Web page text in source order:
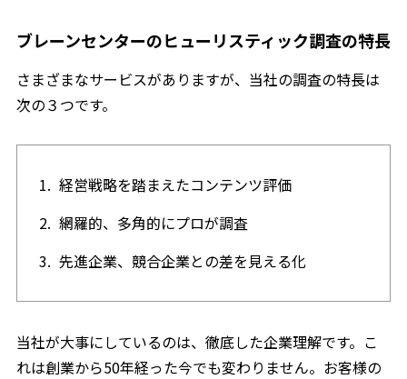
ブレーンセンターのヒューリスティック調査の特長
さまざまなサービスがありますが、当社の調査の特長は
次の３つです。
経営戦略を踏まえたコンテンツ評価
網羅的、多角的にプロが調査
先進企業、競合企業との差を見える化
当社が大事にしているのは、徹底した企業理解です。こ
れは創業から50年経った今でも変わりません。お客様の